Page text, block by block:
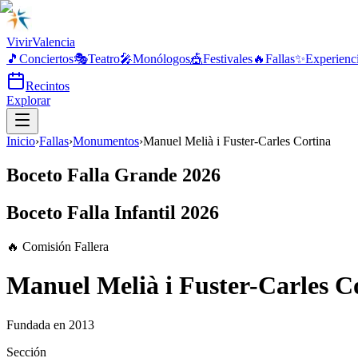
VivirValencia
🎵 Conciertos🎭Teatro🎤Monólogos🎪Festivales🔥Fallas✨
Recintos
Explorar
Inicio›Fallas›Monumentos›Manuel Melià i Fuster-Carles Cortina
Boceto Falla Grande 2026
Boceto Falla Infantil 2026
🔥 Comisión Fallera
Manuel Melià i Fuster-Carles
Fundada en 2013
Sección